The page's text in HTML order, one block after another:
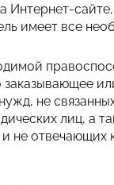
Интернет-
имеет все
не
лиц, а
не отвечающих